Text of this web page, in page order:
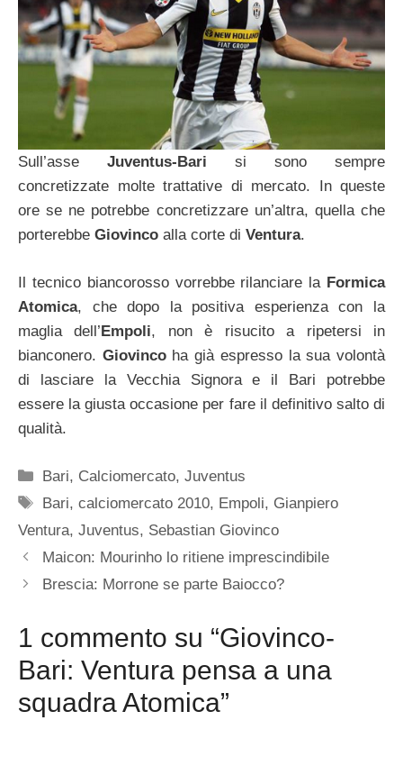
Sull’asse Juventus-Bari si sono sempre
concretizzate molte trattative di mercato. In queste
ore se ne potrebbe concretizzare un’altra, quella che
porterebbe Giovinco alla corte di Ventura.
Il tecnico biancorosso vorrebbe rilanciare la Formica
Atomica, che dopo la positiva esperienza con la
maglia dell’Empoli, non è risucito a ripetersi in
bianconero. Giovincoha già espresso la sua volontà
di lasciare la Vecchia Signora e il Bari potrebbe
essere la giusta occasione per fare il definitivo salto di
qualità.
Categorie
Bari, Calciomercato,Juventus
Tag
Bari,calciomercato 2010, Empoli, Gianpiero
Ventura, Juventus, Sebastian Giovinco
Maicon: Mourinho lo ritiene imprescindibile
Brescia: Morrone se parte Baiocco?
1 commento su “Giovinco-
Bari: Ventura pensa a una
squadra Atomica”